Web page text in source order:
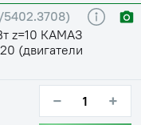
z=10 КАМАЗ
(двигатели
− +